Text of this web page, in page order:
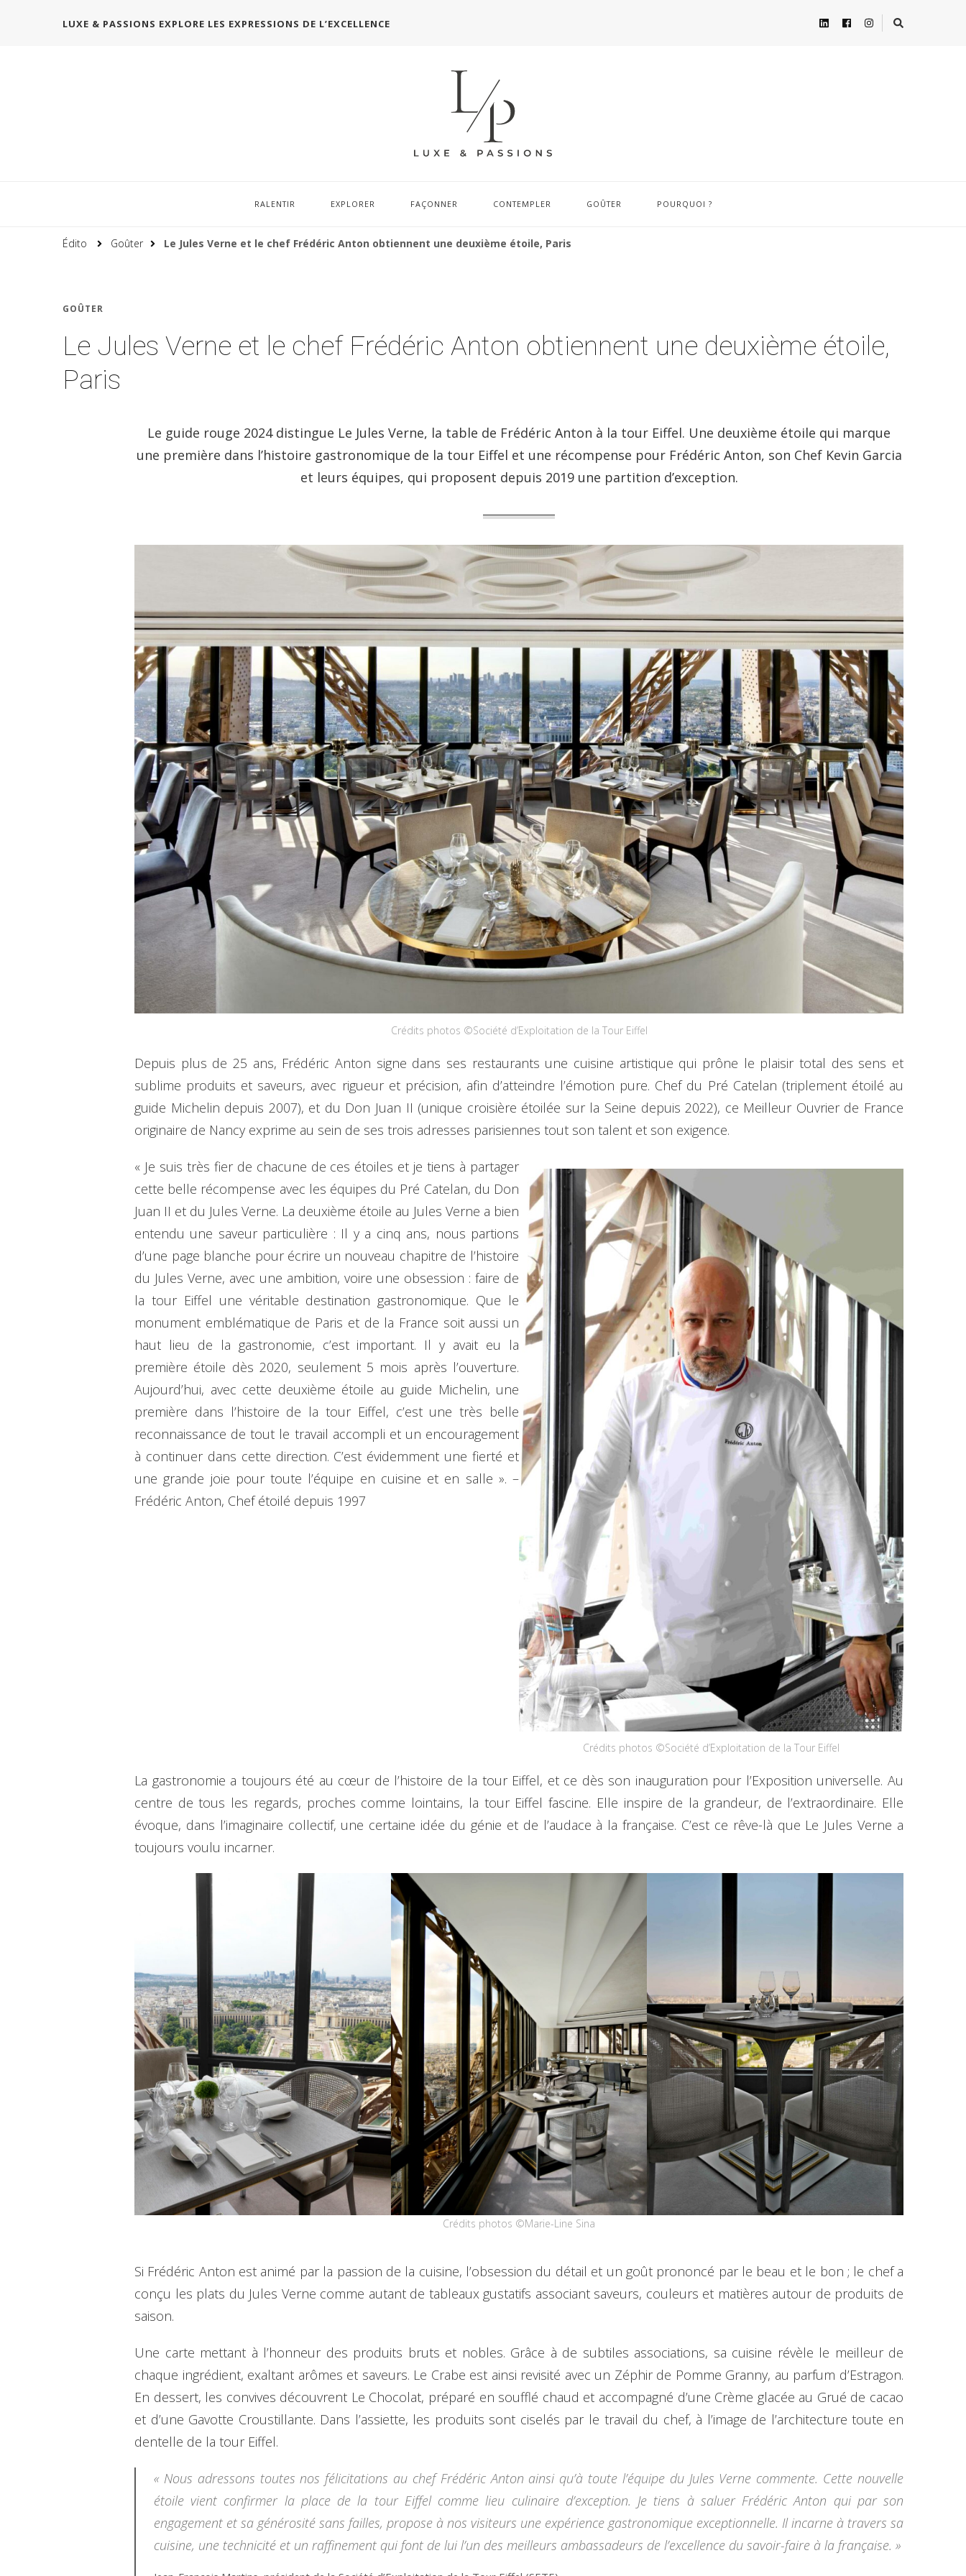
LUXE & PASSIONS EXPLORE LES EXPRESSIONS DE L’EXCELLENCE
RALENTIR EXPLORER FAÇONNER CONTEMPLER GOÛTER POURQUOI ?
Édito Goûter Le Jules Verne et le chef Frédéric Anton obtiennent une deuxième étoile, Paris
GOÛTER
Le Jules Verne et le chef Frédéric Anton obtiennent une deuxième étoile,
Paris
Le guide rouge 2024 distingue Le Jules Verne, la table de Frédéric Anton à la tour Eiffel. Une deuxième étoile qui marque
une première dans l’histoire gastronomique de la tour Eiffel et une récompense pour Frédéric Anton, son Chef Kevin Garcia
et leurs équipes, qui proposent depuis 2019 une partition d’exception.
Crédits photos ©Société d’Exploitation de la Tour Eiffel
Depuis plus de 25 ans, Frédéric Anton signe dans ses restaurants une cuisine artistique qui prône le plaisir total des sens et
sublime produits et saveurs, avec rigueur et précision, afin d’atteindre l’émotion pure. Chef du Pré Catelan (triplement étoilé au
guide Michelin depuis 2007), et du Don Juan II (unique croisière étoilée sur la Seine depuis 2022), ce Meilleur Ouvrier de France
originaire de Nancy exprime au sein de ses trois adresses parisiennes tout son talent et son exigence.
« Je suis très fier de chacune de ces étoiles et je tiens à partager
cette belle récompense avec les équipes du Pré Catelan, du Don
Juan II et du Jules Verne. La deuxième étoile au Jules Verne a bien
entendu une saveur particulière : Il y a cinq ans, nous partions
d’une page blanche pour écrire un nouveau chapitre de l’histoire
du Jules Verne, avec une ambition, voire une obsession : faire de
la tour Eiffel une véritable destination gastronomique. Que le
monument emblématique de Paris et de la France soit aussi un
haut lieu de la gastronomie, c’est important. Il y avait eu la
première étoile dès 2020, seulement 5 mois après l’ouverture.
Aujourd’hui, avec cette deuxième étoile au guide Michelin, une
première dans l’histoire de la tour Eiffel, c’est une très belle
reconnaissance de tout le travail accompli et un encouragement
à continuer dans cette direction. C’est évidemment une fierté et
une grande joie pour toute l’équipe en cuisine et en salle ». –
Frédéric Anton, Chef étoilé depuis 1997
Crédits photos ©Société d’Exploitation de la Tour Eiffel
La gastronomie a toujours été au cœur de l’histoire de la tour Eiffel, et ce dès son inauguration pour l’Exposition universelle. Au
centre de tous les regards, proches comme lointains, la tour Eiffel fascine. Elle inspire de la grandeur, de l’extraordinaire. Elle
évoque, dans l’imaginaire collectif, une certaine idée du génie et de l’audace à la française. C’est ce rêve-là que Le Jules Verne a
toujours voulu incarner.
Crédits photos ©Marie-Line Sina
Si Frédéric Anton est animé par la passion de la cuisine, l’obsession du détail et un goût prononcé par le beau et le bon ; le chef a
conçu les plats du Jules Verne comme autant de tableaux gustatifs associant saveurs, couleurs et matières autour de produits de
saison.
Une carte mettant à l’honneur des produits bruts et nobles. Grâce à de subtiles associations, sa cuisine révèle le meilleur de
chaque ingrédient, exaltant arômes et saveurs. Le Crabe est ainsi revisité avec un Zéphir de Pomme Granny, au parfum d’Estragon.
En dessert, les convives découvrent Le Chocolat, préparé en soufflé chaud et accompagné d’une Crème glacée au Grué de cacao
et d’une Gavotte Croustillante. Dans l’assiette, les produits sont ciselés par le travail du chef, à l’image de l’architecture toute en
dentelle de la tour Eiffel.
« Nous adressons toutes nos félicitations au chef Frédéric Anton ainsi qu’à toute l’équipe du Jules Verne commente. Cette nouvelle
étoile vient confirmer la place de la tour Eiffel comme lieu culinaire d’exception. Je tiens à saluer Frédéric Anton qui par son
engagement et sa générosité sans failles, propose à nos visiteurs une expérience gastronomique exceptionnelle. Il incarne à travers sa
cuisine, une technicité et un raffinement qui font de lui l’un des meilleurs ambassadeurs de l’excellence du savoir-faire à la française. »